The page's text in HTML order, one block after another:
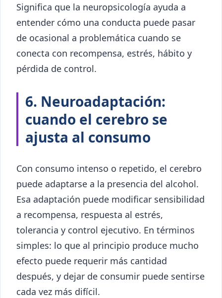
Significa que la neuropsicología ayuda a
entender cómo una conducta puede pasar
de ocasional a problemática cuando se
conecta con recompensa, estrés, hábito y
pérdida de control.
6. Neuroadaptación:
cuando el cerebro se
ajusta al consumo
Con consumo intenso o repetido, el cerebro
puede adaptarse a la presencia del alcohol.
Esa adaptación puede modificar sensibilidad
a recompensa, respuesta al estrés,
tolerancia y control ejecutivo. En términos
simples: lo que al principio produce mucho
efecto puede requerir más cantidad
después, y dejar de consumir puede sentirse
cada vez más difícil.